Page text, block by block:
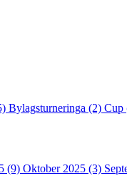
Bylagsturneringa (2) Cup
(9) Oktober 2025 (3)